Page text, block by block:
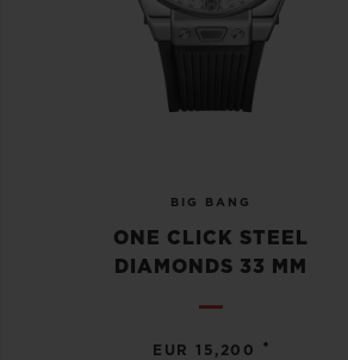
BIG BANG
ONE CLICK STEEL
DIAMONDS 33 MM
EUR 15,200 •